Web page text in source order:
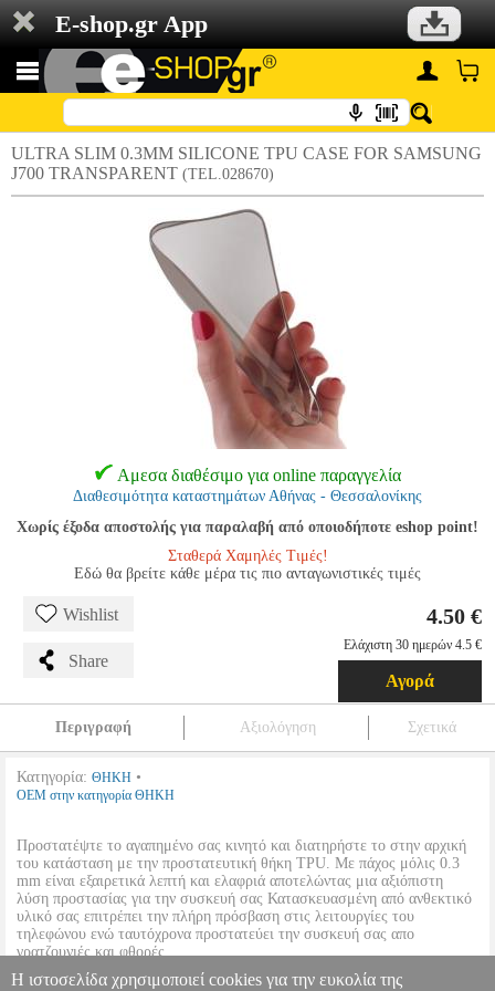
E-shop.gr App
ULTRA SLIM 0.3MM SILICONE TPU CASE FOR SAMSUNG
J700 TRANSPARENT (TEL.028670)
Αμεσα διαθέσιμο για online παραγγελία
Διαθεσιμότητα καταστημάτων Αθήνας - Θεσσαλονίκης
Χωρίς έξοδα αποστολής για παραλαβή από οποιοδήποτε eshop point!
Σταθερά Χαμηλές Τιμές!
Εδώ θα βρείτε κάθε μέρα τις πιο ανταγωνιστικές τιμές
Wishlist
Share
4.50 €
Ελάχιστη 30 ημερών 4.5 €
Αγορά
Περιγραφή Αξιολόγηση Σχετικά
Κατηγορία: ΘΗΚΗ •
OEM στην κατηγορία ΘΗΚΗ
Προστατέψτε το αγαπημένο σας κινητό και διατηρήστε το στην αρχική
του κατάσταση με την προστατευτική θήκη TPU. Με πάχος μόλις 0.3
mm είναι εξαιρετικά λεπτή και ελαφριά αποτελώντας μια αξιόπιστη
λύση προστασίας για την συσκευή σας Κατασκευασμένη από ανθεκτικό
υλικό σας επιτρέπει την πλήρη πρόσβαση στις λειτουργίες του
τηλεφώνου ενώ ταυτόχρονα προστατεύει την συσκευή σας απο
γρατζουνιές και φθορές.
-Οι φωτογραφίες είναι ενδεικτικές, το προϊόν είναι πλήρως συμβατό με
Η ιστοσελίδα χρησιμοποιεί cookies για την ευκολία της